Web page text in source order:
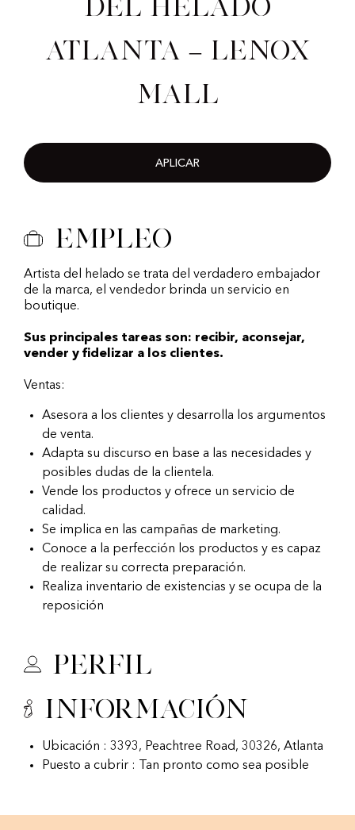
del helado
Atlanta – Lenox
Mall
APLICAR
Empleo
Artista del helado se trata del verdadero embajador
de la marca, el vendedor brinda un servicio en
boutique.
Sus principales tareas son: recibir, aconsejar,
vender y fidelizar a los clientes.
Ventas:
Asesora a los clientes y desarrolla los argumentos
de venta.
Adapta su discurso en base a las necesidades y
posibles dudas de la clientela.
Vende los productos y ofrece un servicio de
calidad.
Se implica en las campañas de marketing.
Conoce a la perfección los productos y es capaz
de realizar su correcta preparación.
Realiza inventario de existencias y se ocupa de la
reposición
Perfil
Información
Ubicación : 3393, Peachtree Road, 30326, Atlanta
Puesto a cubrir : Tan pronto como sea posible